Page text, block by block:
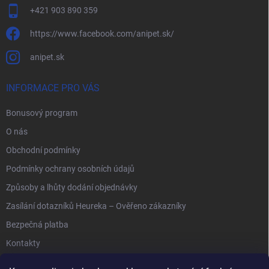
+421 903 890 359
https://www.facebook.com/anipet.sk/
anipet.sk
INFORMACE PRO VÁS
Bonusový program
O nás
Obchodní podmínky
Podmínky ochrany osobních údajů
Způsoby a lhůty dodání objednávky
Zasílání dotazníků Heureka – Ověřeno zákazníky
Bezpečná platba
Kontakty